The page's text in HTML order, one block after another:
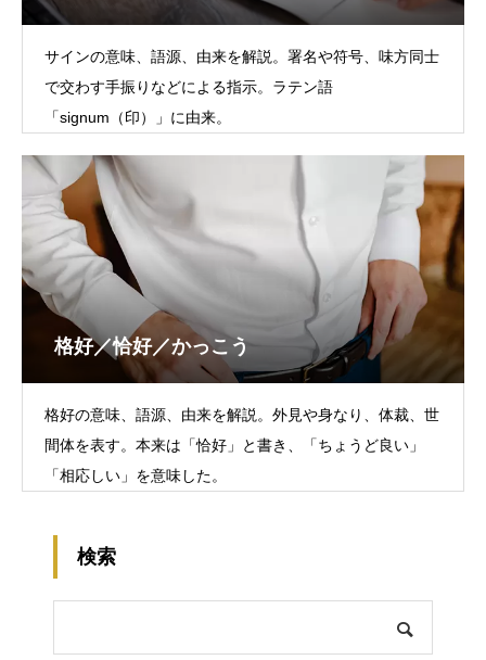
サインの意味、語源、由来を解説。署名や符号、味方同士
で交わす手振りなどによる指示。ラテン語
「signum（印）」に由来。
格好／恰好／かっこう
格好の意味、語源、由来を解説。外見や身なり、体裁、世
間体を表す。本来は「恰好」と書き、「ちょうど良い」
「相応しい」を意味した。
検索